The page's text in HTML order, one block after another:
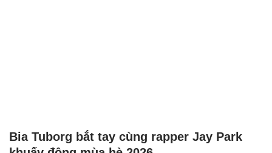
Bia Tuborg bắt tay cùng rapper Jay Park